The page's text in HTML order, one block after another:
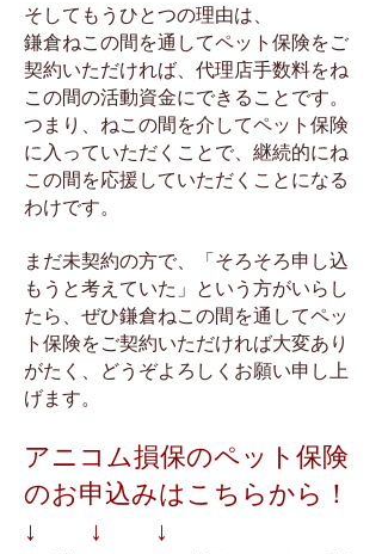
そしてもうひとつの理由は、
鎌倉ねこの間を通してペット保険をご
契約いただければ、代理店手数料をね
この間の活動資金にできることです。
つまり、ねこの間を介してペット保険
に入っていただくことで、継続的にね
この間を応援していただくことになる
わけです。
まだ未契約の方で、「そろそろ申し込
もうと考えていた」という方がいらし
たら、ぜひ鎌倉ねこの間を通してペッ
ト保険をご契約いただければ大変あり
がたく、どうぞよろしくお願い申し上
げます。
アニコム損保のペット保険
のお申込みはこちらから！
↓ ↓ ↓